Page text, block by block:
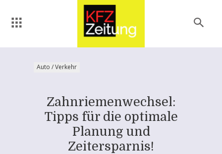
Auto / Verkehr
Zahnriemenwechsel:
Tipps für die optimale
Planung und
Zeitersparnis!